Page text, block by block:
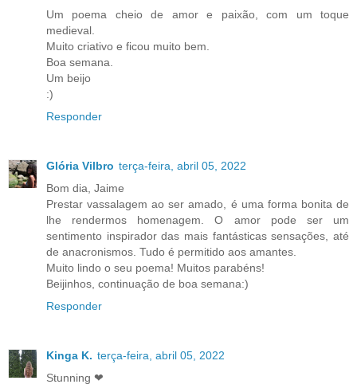
Um poema cheio de amor e paixão, com um toque
medieval.
Muito criativo e ficou muito bem.
Boa semana.
Um beijo
:)
Responder
Glória Vilbro terça-feira, abril 05, 2022
Bom dia, Jaime
Prestar vassalagem ao ser amado, é uma forma bonita de
lhe rendermos homenagem. O amor pode ser um
sentimento inspirador das mais fantásticas sensações, até
de anacronismos. Tudo é permitido aos amantes.
Muito lindo o seu poema! Muitos parabéns!
Beijinhos, continuação de boa semana:)
Responder
Kinga K. terça-feira, abril 05, 2022
Stunning ❤